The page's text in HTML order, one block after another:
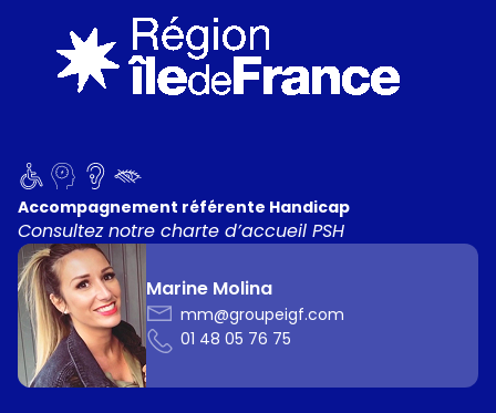
Accompagnement référente Handicap
Consultez notre charte d’accueil PSH
Marine Molina
mm@groupeigf.com
01 48 05 76 75